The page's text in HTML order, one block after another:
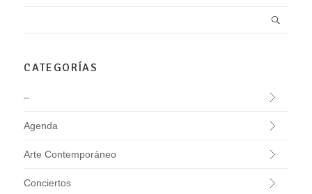
CATEGORÍAS
–
Agenda
Arte Contemporáneo
Conciertos